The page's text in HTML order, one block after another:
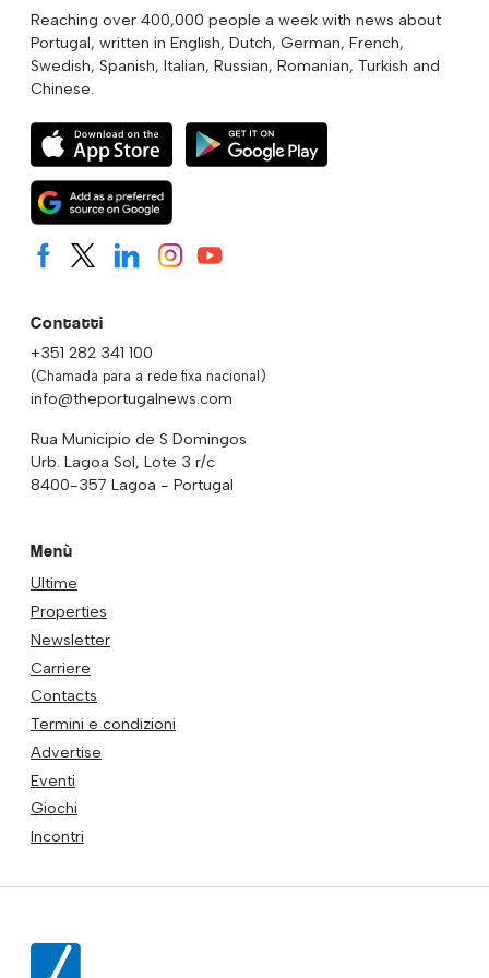
Reaching over 400,000 people a week with news about
Portugal, written in English, Dutch, German, French,
Swedish, Spanish, Italian, Russian, Romanian, Turkish and
Chinese.
Contatti
+351 282 341 100
(Chamada para a rede fixa nacional)
info@theportugalnews.com
Rua Municipio de S Domingos
Urb. Lagoa Sol, Lote 3 r/c
8400-357 Lagoa - Portugal
Menù
Ultime
Properties
Newsletter
Carriere
Contacts
Termini e condizioni
Advertise
Eventi
Giochi
Incontri